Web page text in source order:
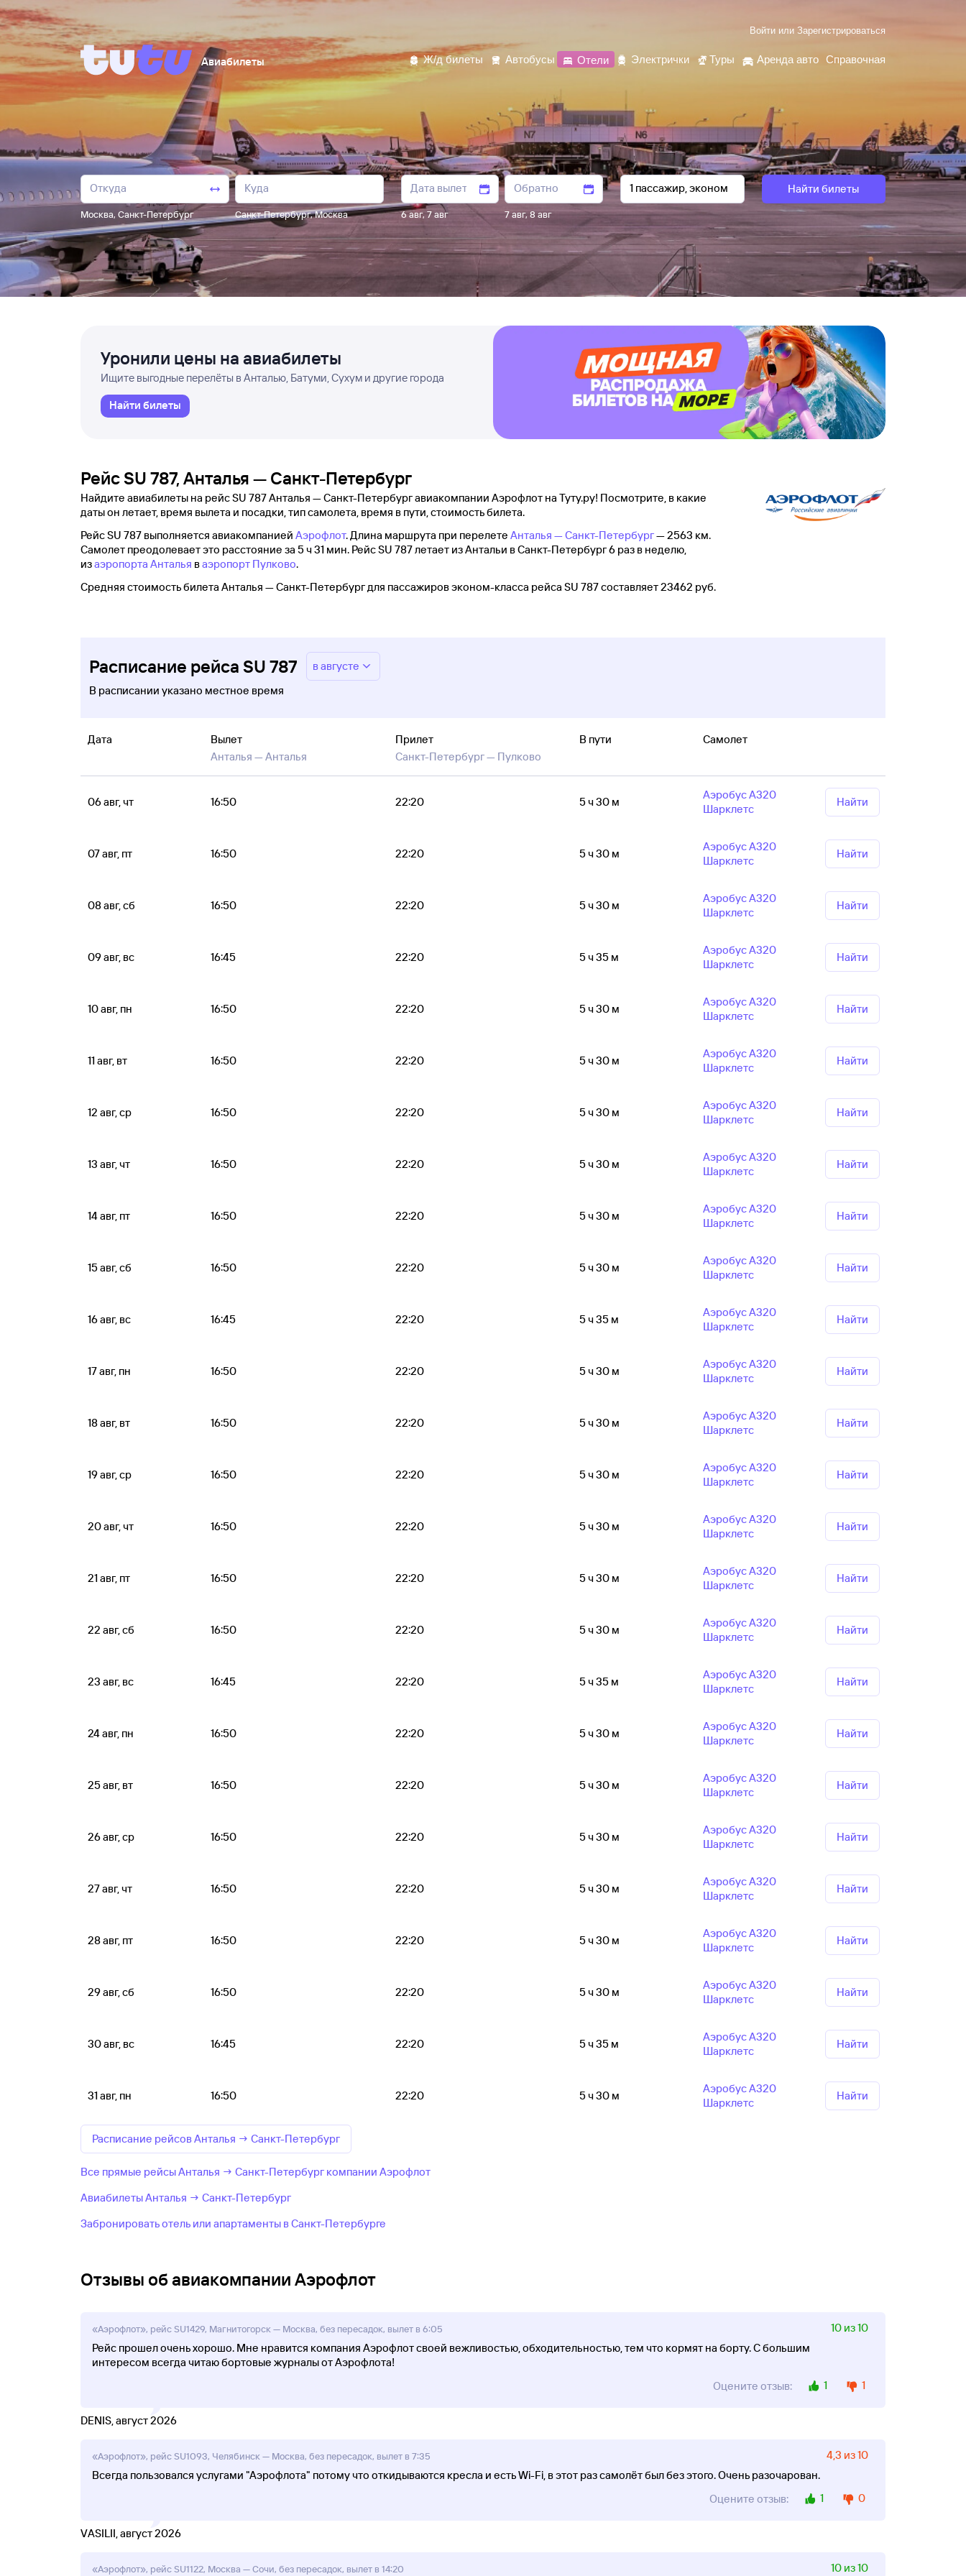
Войти или Зарегистрироваться
Авиабилеты Ж/д билеты Автобусы Отели Электрички Туры Аренда авто Справочная
Москва, Санкт-Петербург Санкт-Петербург,Москва 6 авг, 7 авг 7 авг,8 авг
Найти билеты
Уронили цены на авиабилеты
Ищите выгодные перелёты в Анталью, Батуми, Сухум и другие города
Найти билеты
Рейс SU 787, Анталья — Санкт-Петербург
Найдите авиабилеты на рейс SU 787 Анталья — Санкт-Петербург авиакомпании Аэрофлот на Туту.ру! Посмотрите, в какие
даты он летает, время вылета и посадки, тип самолета, время в пути, стоимость билета.
Рейс SU 787 выполняется авиакомпанией Аэрофлот. Длина маршрута при перелете Анталья — Санкт-Петербург— 2563 км.
Самолет преодолевает это расстояние за 5 ч 31 мин. Рейс SU 787 летает из Антальи в Санкт-Петербург 6 раз в неделю,
изаэропорта Анталья ваэропорт Пулково.
Средняя стоимость билета Анталья — Санкт-Петербург для пассажиров эконом-класса рейса SU 787 составляет 23462 руб.
Расписание рейса SU 787
в августе
В расписании указано местное время
Дата
Вылет
Анталья —Анталья
Прилет
Санкт-Петербург — Пулково
В пути Самолет
06 авг, чт 16:50 22:20 5 ч 30 м
Аэробус А320
Шарклетс
Найти
07 авг, пт 16:50 22:20 5 ч 30 м
Аэробус А320
Шарклетс
Найти
08 авг, сб 16:50 22:20 5 ч 30 м
Аэробус А320
Шарклетс
Найти
09 авг, вс 16:45 22:20 5 ч 35 м
Аэробус А320
Шарклетс
Найти
10 авг, пн 16:50 22:20 5 ч 30 м
Аэробус А320
Шарклетс
Найти
11 авг, вт 16:50 22:20 5 ч 30 м
Аэробус А320
Шарклетс
Найти
12 авг, ср 16:50 22:20 5 ч 30 м
Аэробус А320
Шарклетс
Найти
13 авг, чт 16:50 22:20 5 ч 30 м
Аэробус А320
Шарклетс
Найти
14 авг, пт 16:50 22:20 5 ч 30 м
Аэробус А320
Шарклетс
Найти
15 авг, сб 16:50 22:20 5 ч 30 м
Аэробус А320
Шарклетс
Найти
16 авг, вс 16:45 22:20 5 ч 35 м
Аэробус А320
Шарклетс
Найти
17 авг, пн 16:50 22:20 5 ч 30 м
Аэробус А320
Шарклетс
Найти
18 авг, вт 16:50 22:20 5 ч 30 м
Аэробус А320
Шарклетс
Найти
19 авг, ср 16:50 22:20 5 ч 30 м
Аэробус А320
Шарклетс
Найти
20 авг, чт 16:50 22:20 5 ч 30 м
Аэробус А320
Шарклетс
Найти
21 авг, пт 16:50 22:20 5 ч 30 м
Аэробус А320
Шарклетс
Найти
22 авг, сб 16:50 22:20 5 ч 30 м
Аэробус А320
Шарклетс
Найти
23 авг, вс 16:45 22:20 5 ч 35 м
Аэробус А320
Шарклетс
Найти
24 авг, пн 16:50 22:20 5 ч 30 м
Аэробус А320
Шарклетс
Найти
25 авг, вт 16:50 22:20 5 ч 30 м
Аэробус А320
Шарклетс
Найти
26 авг, ср 16:50 22:20 5 ч 30 м
Аэробус А320
Шарклетс
Найти
27 авг, чт 16:50 22:20 5 ч 30 м
Аэробус А320
Шарклетс
Найти
28 авг, пт 16:50 22:20 5 ч 30 м
Аэробус А320
Шарклетс
Найти
29 авг, сб 16:50 22:20 5 ч 30 м
Аэробус А320
Шарклетс
Найти
30 авг, вс 16:45 22:20 5 ч 35 м
Аэробус А320
Шарклетс
Найти
31 авг, пн 16:50 22:20 5 ч 30 м
Аэробус А320
Шарклетс
Найти
Расписание рейсов Анталья → Санкт-Петербург
Все прямые рейсы Анталья → Санкт-Петербург компании Аэрофлот
Авиабилеты Анталья → Санкт-Петербург
Забронировать отель или апартаменты в Санкт-Петербурге
Отзывы об авиакомпании Аэрофлот
«Аэрофлот», рейс SU1429, Магнитогорск — Москва, без пересадок, вылет в 6:05
10 из 10
Рейс прошел очень хорошо. Мне нравится компания Аэрофлот своей вежливостью, обходительностью, тем что кормят на борту. С большим
интересом всегда читаю бортовые журналы от Аэрофлота!
Оцените отзыв:
1 1
DENIS, август 2026
«Аэрофлот», рейс SU1093, Челябинск — Москва, без пересадок, вылет в 7:35
4,3 из 10
Всегда пользовался услугами "Аэрофлота" потому что откидываются кресла и есть Wi-Fi, в этот раз самолёт был без этого. Очень разочарован.
Оцените отзыв:
1 0
VASILII, август 2026
«Аэрофлот», рейс SU1122, Москва — Сочи, без пересадок, вылет в 14:20 10 из 10